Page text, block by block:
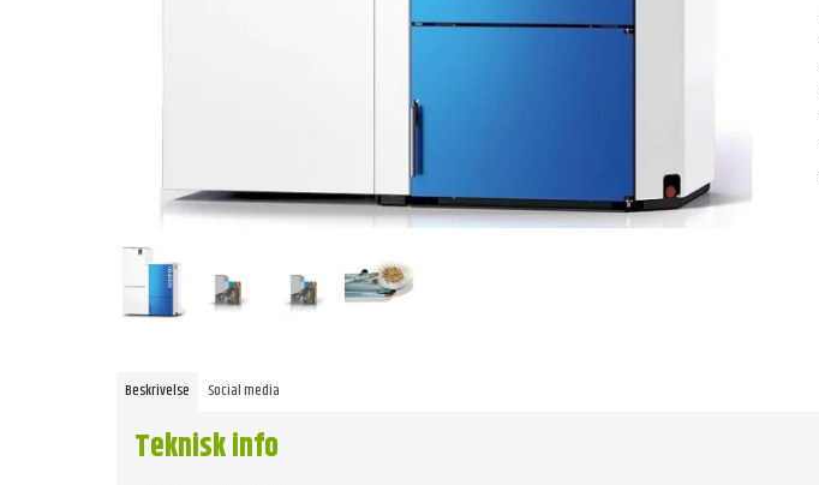
Beskrivelse Social media
Teknisk info